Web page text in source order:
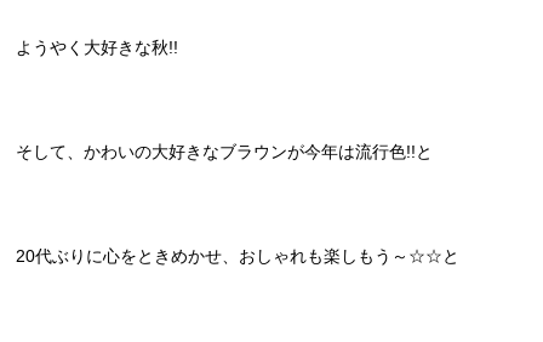
ようやく大好きな秋!!
そして、かわいの大好きなブラウンが今年は流行色!!と
20代ぶりに心をときめかせ、おしゃれも楽しもう～☆☆と